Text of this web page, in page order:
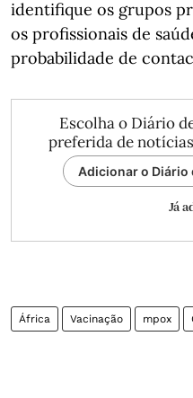
identifique os grupos
os profissionais de
probabilidade de
Escolha o Diário
preferida de
Adicionar o Diário
Já
África Vacinação mpox